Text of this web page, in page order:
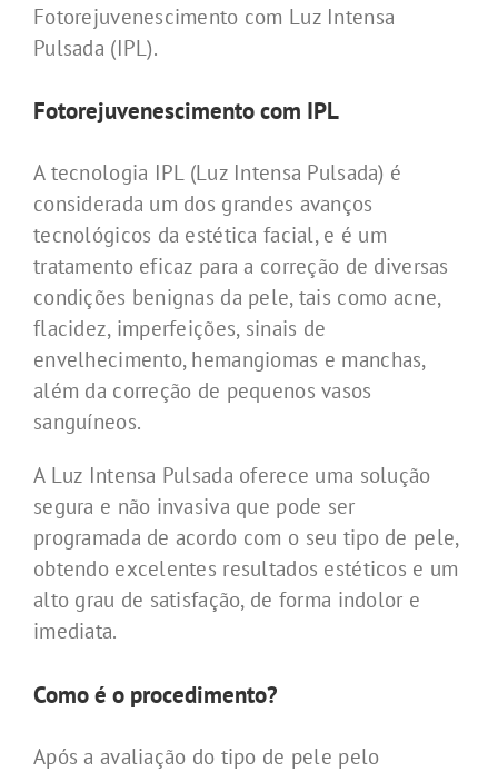
Fotorejuvenescimento com Luz Intensa
Pulsada (IPL).
Fotorejuvenescimento com IPL
A tecnologia IPL (Luz Intensa Pulsada) é
considerada um dos grandes avanços
tecnológicos da estética facial, e é um
tratamento eficaz para a correção de diversas
condições benignas da pele, tais como acne,
flacidez, imperfeições, sinais de
envelhecimento, hemangiomas e manchas,
além da correção de pequenos vasos
sanguíneos.
A Luz Intensa Pulsada oferece uma solução
segura e não invasiva que pode ser
programada de acordo com o seu tipo de pele,
obtendo excelentes resultados estéticos e um
alto grau de satisfação, de forma indolor e
imediata.
Como é o procedimento?
Após a avaliação do tipo de pele pelo